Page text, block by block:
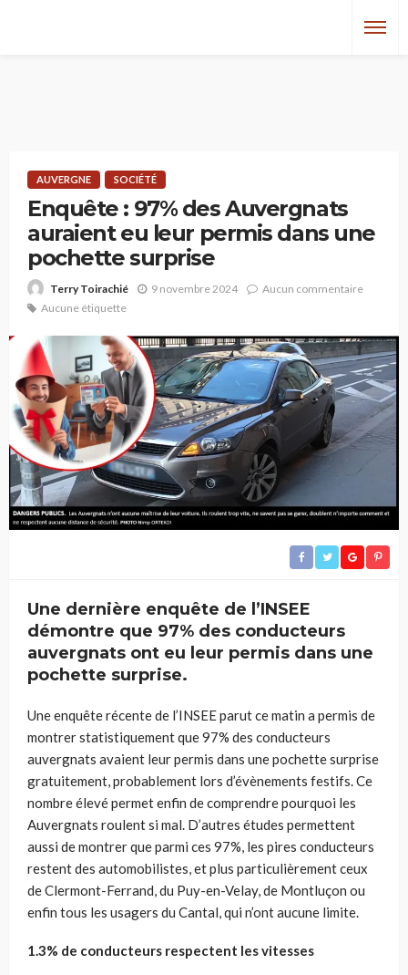
AUVERGNE SOCIÉTÉ
Enquête : 97% des Auvergnats
auraient eu leur permis dans une
pochette surprise
Terry Toirachié 9 novembre 2024
Aucun commentaire
Aucune étiquette
Une dernière enquête de l’INSEE
démontre que 97% des conducteurs
auvergnats ont eu leur permis dans une
pochette surprise.
Une enquête récente de l’INSEE parut ce matin a permis de
montrer statistiquement que 97% des conducteurs
auvergnats avaient leur permis dans une pochette surprise
gratuitement, probablement lors d’évènements festifs. Ce
nombre élevé permet enfin de comprendre pourquoi les
Auvergnats roulent si mal. D’autres études permettent
aussi de montrer que parmi ces 97%, les pires conducteurs
restent des automobilistes, et plus particulièrement ceux
de Clermont-Ferrand, du Puy-en-Velay, de Montluçon ou
enfin tous les usagers du Cantal, qui n’ont aucune limite.
1.3% de conducteurs respectent les vitesses